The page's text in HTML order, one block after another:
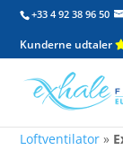
Loftventilator »
+33 4 92 38 96 50
Kunderne udtaler